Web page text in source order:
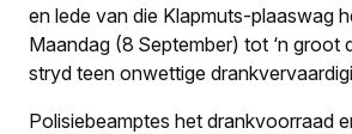
en lede van die Klapmuts-plaaswag
Maandag (8 September) tot ‘n groot
stryd teen onwettige
Polisiebeamptes het drankvoorraad